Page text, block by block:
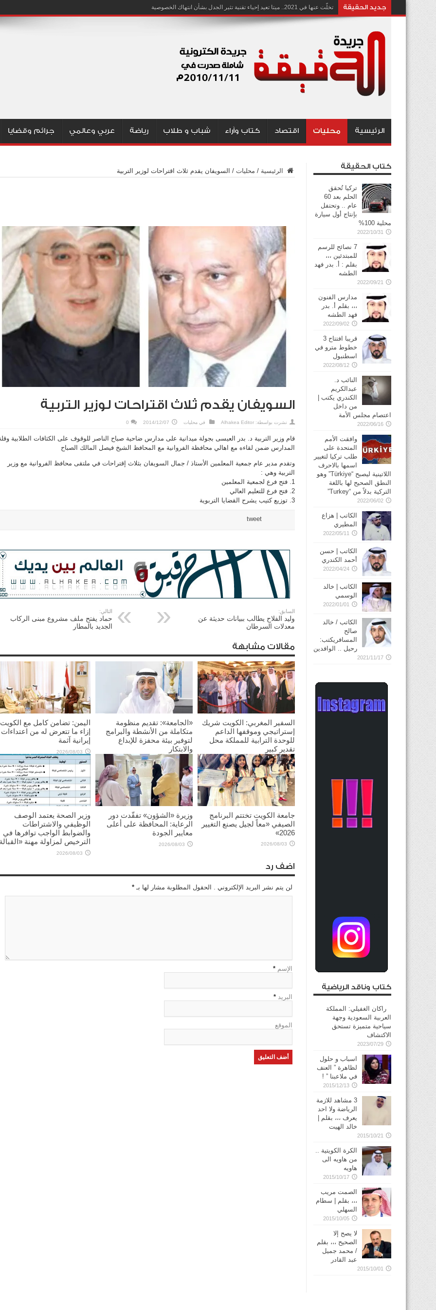
جديد الحقيقة تخلّت عنها في 2021.. ميتا تعيد إحياء تقنية تثير الجدل بشأن انتهاك الخصوصية
الرئيسية محليات اقتصاد كتاب وآراء شباب و طلاب رياضة عربي وعالمي جرائم وقضايا
الرئيسية / محليات / السويفان يقدم ثلاث اقتراحات لوزير التربية
السويفان يقدم ثلاث اقتراحات لوزير التربية
نشرت بواسطة: Alhakea Editor في محليات 2014/12/07
0
قام وزير التربية د. بدر العيسى بجولة ميدانية على مدارس ضاحية صباح الناصر للوقوف على الكثافات الطلابية
المدارس ضمن لقاءه مع اهالي محافظة الفروانية مع المحافظ الشيخ فيصل المالك الصباح
وتقدم مدير عام جمعية المعلمين الأستاذ / جمال السويفان بثلاث إقتراحات في ملتقى محافظ الفروانية مع وزير
التربية وهي :
1. فتح فرع لجمعية المعلمين
2. فتح فرع للتعليم العالي
3. توزيع كتيب يشرح القضايا التربوية
tweet
السابق:
وليد الفلاح يطالب ببيانات حديثة عن
معدلات السرطان
التالي:
حماد يفتح ملف مشروع مبنى الركاب
الجديد بالمطار
مقالات مشابهة
السفير المغربي: الكويت شريك
إستراتيجي وموقفها الداعم
للوحدة الترابية للمملكة محل
تقدير كبير
2026/08/03
«الجامعة»: تقديم منظومة
متكاملة من الأنشطة والبرامج
لتوفير بيئة محفزة للإبداع
والابتكار
2026/08/03
اليمن: تضامن كامل مع الكويت
إزاء ما تتعرض له من اعتداءات
إيرانية آثمة
2026/08/03
جامعة الكويت تختتم البرنامج
الصيفي «معاً لجيل يصنع التغيير
2026»
2026/08/03
وزيرة «الشؤون» تفقّدت دور
الرعاية: المحافظة على أعلى
معايير الجودة
2026/08/03
وزير الصحة يعتمد الوصف
الوظيفي والاشتراطات
والضوابط الواجب توافرها في
الترخيص لمزاولة مهنة
2026/08/03
اضف رد
لن يتم نشر البريد الإلكتروني . الحقول المطلوبة مشار لها بـ *
الإسم *
البريد *
الموقع
كتاب الحقيقة
تركيا تُحقق
الحلم بعد 60
عام .. وتحتفل
بإنتاج أول سيارة
محلية 100%
2022/10/31
7 نصائح للرسم
للمبتدئين ،،،
بقلم : أ. بدر فهد
الطشه
2022/09/21
مدارس الفنون
،،، بقلم أ. بدر
فهد الطشه
2022/09/02
قريبا افتتاح 3
خطوط مترو في
2022/08/12
النائب د.
عبدالكريم
الكندري يكتب |
من داخل
اعتصام مجلس الأمة
2022/06/16
وافقت الأمم
المتحدة على
طلب تركيا لتغيير
اسمها بالاحرف
اللاتينية ليصبح “Türkiye” وهو
النطق الصحيح لها باللغة
التركية بدلاً من “Turkey”
2022/06/02
الكاتب | هزاع
المطيري
2022/05/11
الكاتب | حسن
أحمد الكندري
2022/04/24
الكاتب | خالد
الوسمي
2022/01/01
الكاتب / خالد
صالح
المسافريكتب:
رحيل .. الوافدين
2021/11/17
كتاب وناقد الرياضية
راكان الغفيلي: المملكة
العربية السعودية وجهة
سياحية متميزة تستحق
الاكتشاف
2023/07/29
اسباب و حلول
لظاهرة ” العنف
في ملاعبنا ” !
2015/12/13
3 مشاهد للازمة
الرياضة ولا احد
يعرف ،،، بقلم |
خالد الهيت
2015/10/21
الكرة الكويتية ..
من هاويه الى
هاويه
2015/10/17
الصمت مريب
،،، بقلم | سطام
السهلي
2015/10/05
لا يصح إلا
الصحيح ،،، بقلم
/ محمد جميل
عبد القادر
2015/10/01